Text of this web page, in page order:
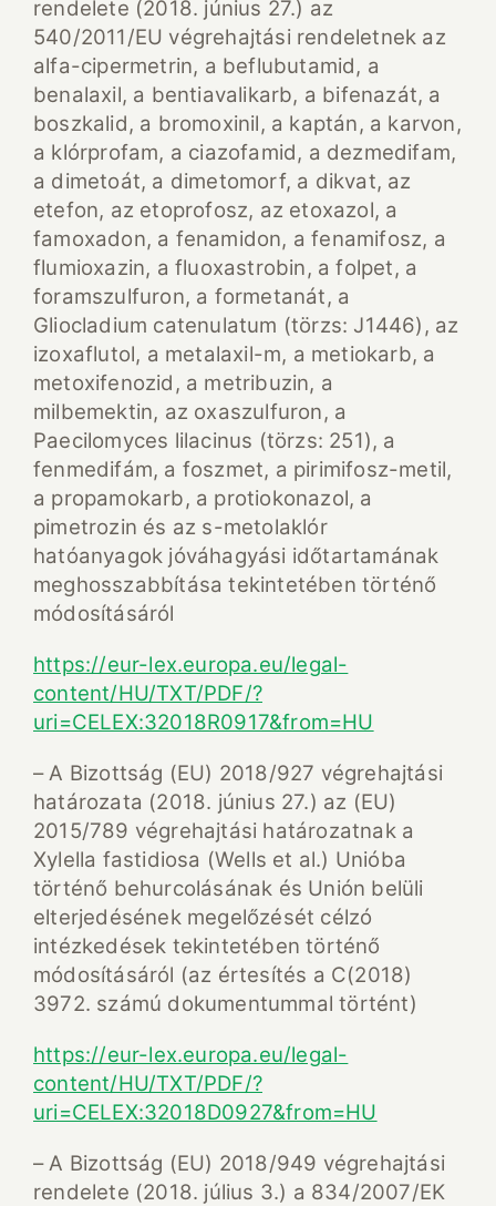
rendelete (2018. június 27.) az
540/2011/EU végrehajtási rendeletnek az
alfa-cipermetrin, a beflubutamid, a
benalaxil, a bentiavalikarb, a bifenazát, a
boszkalid, a bromoxinil, a kaptán, a karvon,
a klórprofam, a ciazofamid, a dezmedifam,
a dimetoát, a dimetomorf, a dikvat, az
etefon, az etoprofosz, az etoxazol, a
famoxadon, a fenamidon, a fenamifosz, a
flumioxazin, a fluoxastrobin, a folpet, a
foramszulfuron, a formetanát, a
Gliocladium catenulatum (törzs: J1446), az
izoxaflutol, a metalaxil-m, a metiokarb, a
metoxifenozid, a metribuzin, a
milbemektin, az oxaszulfuron, a
Paecilomyces lilacinus (törzs: 251), a
fenmedifám, a foszmet, a pirimifosz-metil,
a propamokarb, a protiokonazol, a
pimetrozin és az s-metolaklór
hatóanyagok jóváhagyási időtartamának
meghosszabbítása tekintetében történő
módosításáról
https://eur-lex.europa.eu/legal-
content/HU/TXT/PDF/?
uri=CELEX:32018R0917&from=HU
– A Bizottság (EU) 2018/927 végrehajtási
határozata (2018. június 27.) az (EU)
2015/789 végrehajtási határozatnak a
Xylella fastidiosa (Wells et al.) Unióba
történő behurcolásának és Unión belüli
elterjedésének megelőzését célzó
intézkedések tekintetében történő
módosításáról (az értesítés a C(2018)
3972. számú dokumentummal történt)
https://eur-lex.europa.eu/legal-
content/HU/TXT/PDF/?
uri=CELEX:32018D0927&from=HU
– A Bizottság (EU) 2018/949 végrehajtási
rendelete (2018. július 3.) a 834/2007/EK